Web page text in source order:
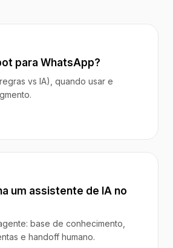
para WhatsApp?
vs IA), quando usar e
um assistente de IA no
base de conhecimento,
e handoff humano.